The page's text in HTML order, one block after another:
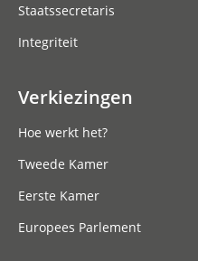
Staatssecretaris
Integriteit
Verkiezingen
Hoe werkt het?
Tweede Kamer
Eerste Kamer
Europees Parlement